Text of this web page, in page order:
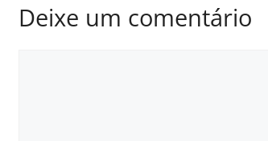
Deixe um comentário